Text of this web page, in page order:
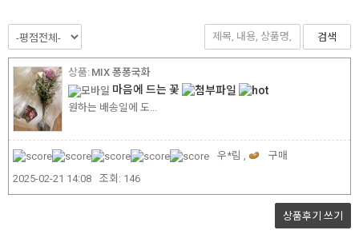
검색
MIX 퐁퐁국화
마음에 드는 꽃
원하는 배송일에 도...
우*림 ,
구매
2025-02-21 14:08
조회: 146
상품후기 쓰기